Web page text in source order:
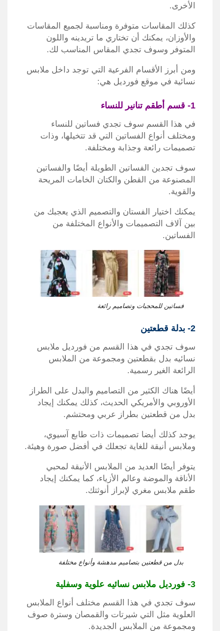
الأخرى.
كذلك المقاسات متوفرة ومناسبة لجميع المقاسات
والأوزان، يمكنك أن تختاري ما تريدينه واللون
المتوفر وسوف تجدي المقاس المناسب لك.
ومن أبرز الأقسام الفرعية التي توجد داخل ملابس
نسائية في موقع فورديل هي:
1- قسم أطقم تنانير للنساء
في هذا القسم سوف تجدي فساتين للنساء
ومختلف أنواع الفساتين التي قد تتخيلها، وذات
تصميمات رائعة وجذابة ومختلفة.
سوف تجدين الفساتين الطويلة أيضًا والفساتين
المصنوعة من القطن والكتان الخامات المريحة
والقوية.
يمكنك اختيار الفستان والتصميم الذي يعجبك من
بين آلاف التصميمات والأنواع المختلفة من
الفساتين.
فساتين للمحجبات وتصاميم رائعة
2- بدلة قطعتين
سوف تجدي في هذا القسم من فورديل ملابس
نسائيه بدل بقطعتين ومجموعة من الملابس
الرائعة الغير رسمية.
أيضًا هناك الكثير من التصاميم والبدل على الطراز
الأوروبي والأمريكي الحديث، كذلك يمكنك إيجاد
بدل من قطعتين بطراز عربي ومحتشم.
يوجد كذلك أيضا تصميمات ذات طابع آسيوي،
وملابس أنيقة للغاية تجعلك في أفضل صورة وهيئة.
يتوفر أيضًا العديد من الملابس الأنيقة لمحبي
الأناقة والموضة وعالم الأزياء، كما يمكنك إيجاد
طقم ملابس مغري لإبراز أنوثتك.
بدل من قطعتين بتصاميم مدهشة وأنواع مختلفة
3- فورديل ملابس نسائيه علوية وسفلية
سوف تجدي في هذا القسم مختلف أنواع الملابس
العلوية مثل التي شيرتات والقمصان وسترة صوف
ومجموعة من الملابس الجديدة.